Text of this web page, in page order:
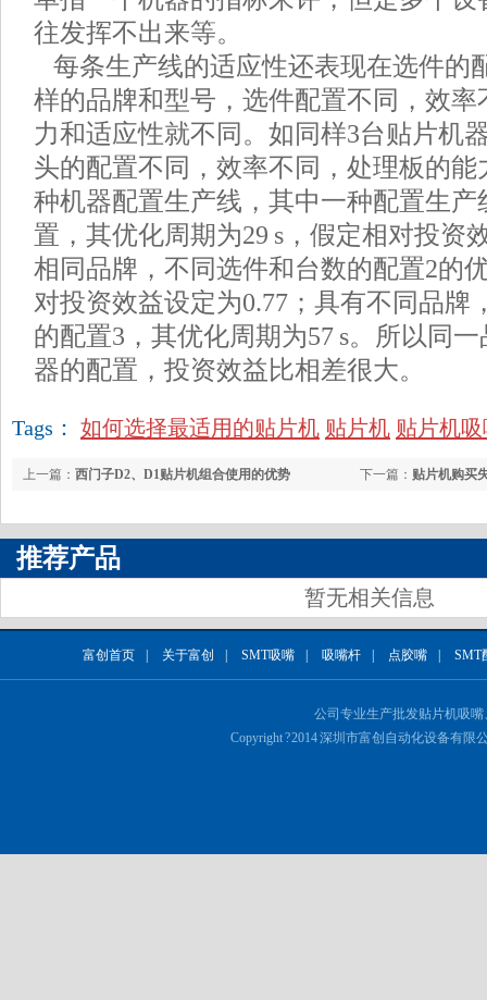
往发挥不出来等。
每条生产线的适应性还表现在选件的
样的品牌和型号，选件配置不同，效率
力和适应性就不同。如同样3台贴片机
头的配置不同，效率不同，处理板的能
种机器配置生产线，其中一种配置生产
置，其优化周期为29 s，假定相对投资
相同品牌，不同选件和台数的配置2的
对投资效益设定为0.77；具有不同品牌
的配置3，其优化周期为57 s。所以同
器的配置，投资效益比相差很大。
Tags： 如何选择最适用的贴片机 贴片机 贴片机
下一篇： 贴片机购买
上一篇： 西门子D2、D1贴片机组合使用的优势
推荐产品
暂无相关信息
富创首页 关于富创 SMT吸嘴 吸嘴杆 点胶嘴 SMT
公司专业生产批发贴片机吸嘴
Copyright ? 2014 深圳市富创自动化设备有限